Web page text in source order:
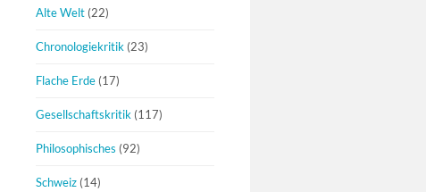
Alte Welt (22)
Chronologiekritik (23)
Flache Erde (17)
Gesellschaftskritik (117)
Philosophisches (92)
Schweiz (14)